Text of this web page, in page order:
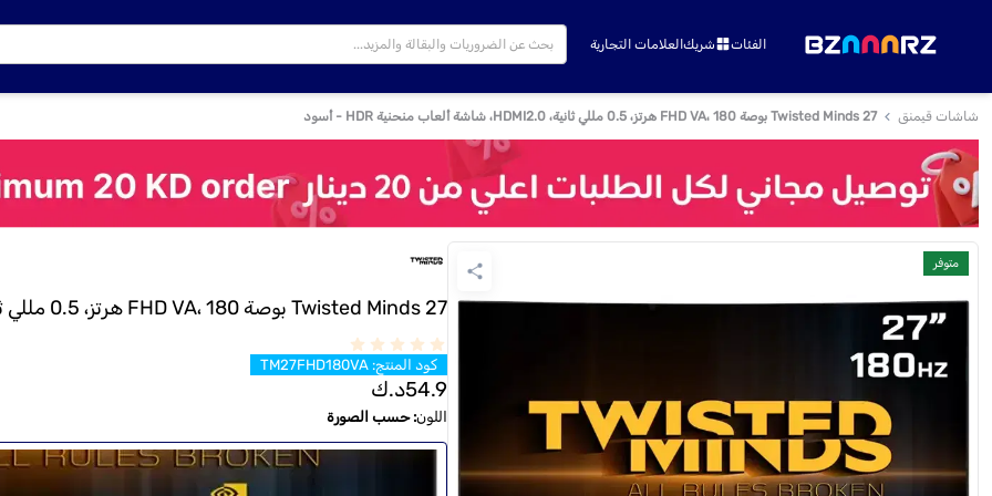
الفئات شريكالعلامات التجارية
شاشات قيمنق Twisted Minds 27 بوصة FHD VA، 180 هرتز، 0.5 مللي ثانية، HDMI2.0، شاشة ألعاب منحنية HDR - أسود
متوفر
Twisted Minds 27 بوصة FHD VA، 180 هرتز، 0.5 مللي ثانية، HDMI2.0، شاشة ألعاب منحنية HDR - أسود
كود المنتج:
TM27FHD180VA
54.9د.ك
اللون:حسب الصورة